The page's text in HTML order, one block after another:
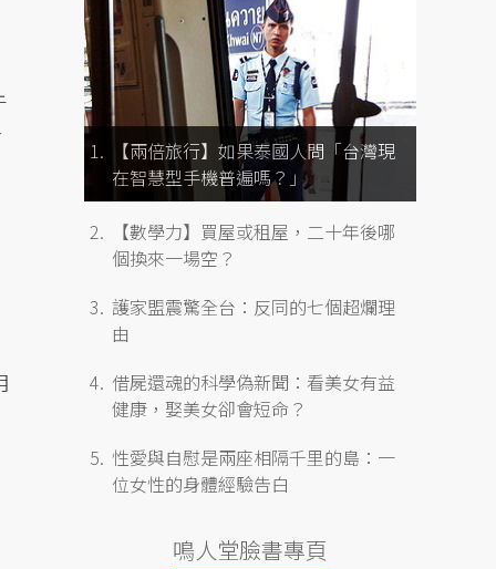
【兩倍旅行】如果泰國人問「台灣現
在智慧型手機普遍嗎？」
【數學力】買屋或租屋，二十年後哪
個換來一場空？
護家盟震驚全台：反同的七個超爛理
由
借屍還魂的科學偽新聞：看美女有益
健康，娶美女卻會短命？
性愛與自慰是兩座相隔千里的島：一
位女性的身體經驗告白
鳴人堂臉書專頁